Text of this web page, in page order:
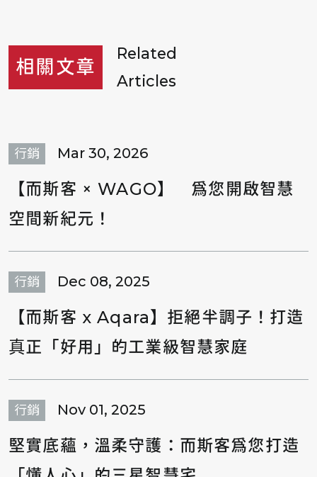
相關文章
Related
Articles
行銷 Mar 30, 2026
【而斯客 × WAGO】 為您開啟智慧
空間新紀元！
行銷 Dec 08, 2025
【而斯客 x Aqara】拒絕半調子！打造
真正「好用」的工業級智慧家庭
行銷 Nov 01, 2025
堅實底蘊，溫柔守護：而斯客為您打造